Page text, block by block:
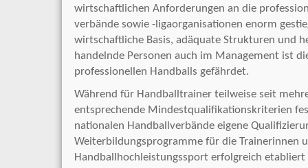
wirtschaftlichen Anforderungen an die
verbände sowie -ligaorganisationen enorm
wirtschaftliche Basis, adäquate Strukturen und
handelnde Personen auch im Management ist
professionellen Handballs gefährdet.
Während für Handballtrainer teilweise seit
entsprechende Mindestqualifikationskriterien
nationalen Handballverbände eigene
Weiterbildungsprogramme für die Trainerinnen
Handballhochleistungssport erfolgreich